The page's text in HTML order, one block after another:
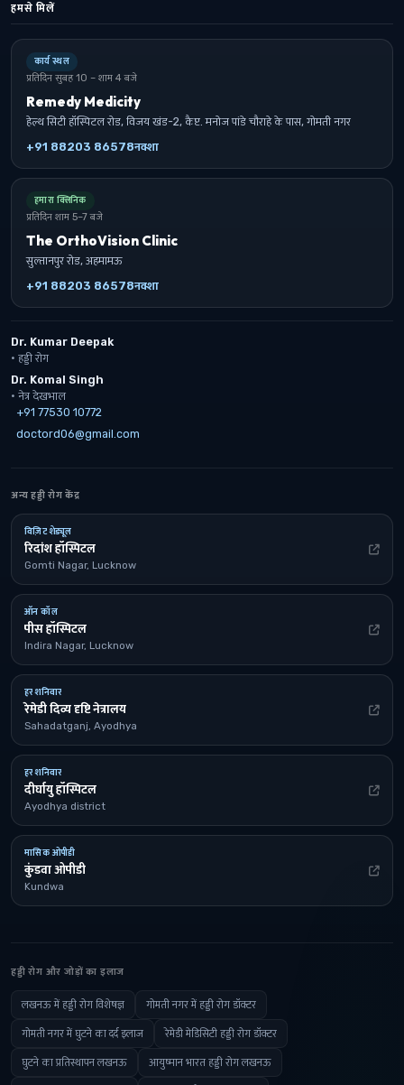
हमसे मिलें
कार्य स्थल
प्रतिदिन सुबह 10 – शाम 4 बजे
Remedy Medicity
हेल्थ सिटी हॉस्पिटल रोड, विजय खंड-2, कैप्ट. मनोज पांडे चौराहे के पास, गोमती नगर
+91 88203 86578नक्शा
हमारा क्लिनिक
प्रतिदिन शाम 5–7 बजे
The OrthoVision Clinic
सुल्तानपुर रोड, अहमामऊ
+91 88203 86578नक्शा
Dr. Kumar Deepak
· हड्डी रोग
Dr. Komal Singh
· नेत्र देखभाल
+91 77530 10772
doctord06@gmail.com
अन्य हड्डी रोग केंद्र
विज़िट शेड्यूल
रिदांश हॉस्पिटल
Gomti Nagar, Lucknow
ऑन कॉल
पीस हॉस्पिटल
Indira Nagar, Lucknow
हर शनिवार
रेमेडी दिव्य दृष्टि नेत्रालय
Sahadatganj, Ayodhya
हर शनिवार
दीर्घायु हॉस्पिटल
Ayodhya district
मासिक ओपीडी
कुंडवा ओपीडी
Kundwa
हड्डी रोग और जोड़ों का इलाज
लखनऊ में हड्डी रोग विशेषज्ञ गोमती नगर में हड्डी रोग डॉक्टर
गोमती नगर में घुटने का दर्द इलाज रेमेडी मेडिसिटी हड्डी रोग डॉक्टर
घुटने का प्रतिस्थापन लखनऊ आयुष्मान भारत हड्डी रोग लखनऊ